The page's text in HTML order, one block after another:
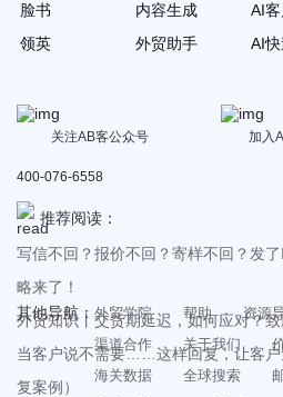
脸书
领英
内容生成
外贸助手
AI
AI
关注AB客公众号 加入
400-076-6558
推荐阅读：
写信不回？报价不回？寄样不回？发
略来了！
外贸知识丨交货期延迟，如何应对？
当客户说不需要……这样回复，让客户
复案例）
其他导航： 外贸学院 帮助 资源
渠道合作
关于我们
海关数据
全球搜索